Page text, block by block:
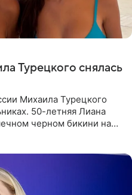
Турецкого снялась
Михаила Турецкого
50-летняя Лиана
черном бикини на